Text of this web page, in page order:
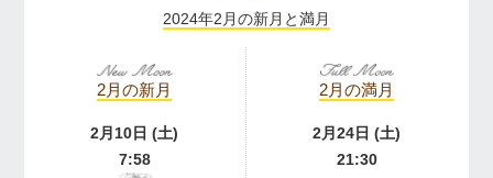
2024年2月の新月と満月
2月の新月
2月10日 (土)
7:58
2月の満月
2月24日 (土)
21:30